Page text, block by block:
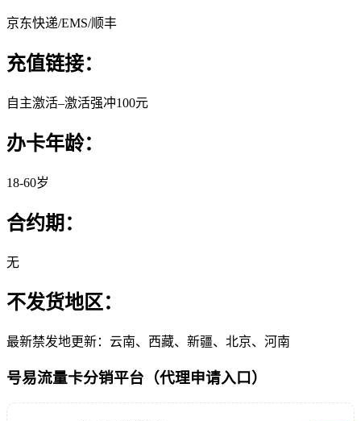
京东快递/EMS/顺丰
充值链接：
自主激活–激活强冲100元
办卡年龄：
18-60岁
合约期：
无
不发货地区：
最新禁发地更新：云南、西藏、新疆、北京、河南
号易流量卡分销平台（代理申请入口）